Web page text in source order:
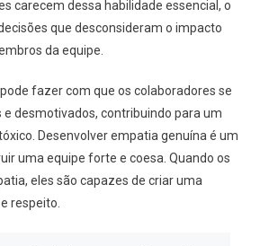
carecem dessa habilidade essencial, o
que desconsideram o impacto
da equipe.
fazer com que os colaboradores se
desmotivados, contribuindo para um
Desenvolver empatia genuína é um
uma equipe forte e coesa. Quando os
eles são capazes de criar uma
respeito.